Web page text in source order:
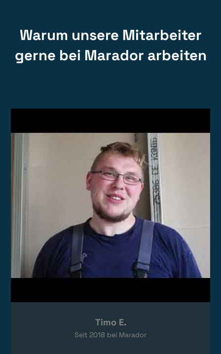
Warum unsere Mitarbeiter
gerne bei Marador arbeiten
Timo E.
Seit 2018 bei Marador